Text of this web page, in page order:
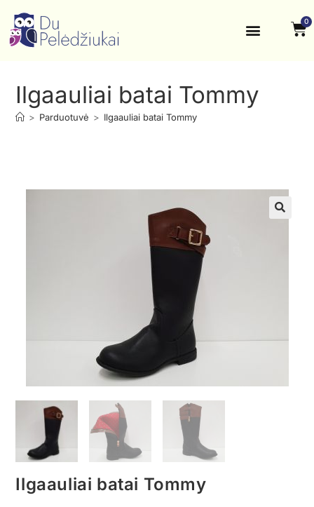
0
Ilgaauliai batai Tommy
> Parduotuvė > Ilgaauliai batai Tommy
Ilgaauliai batai Tommy